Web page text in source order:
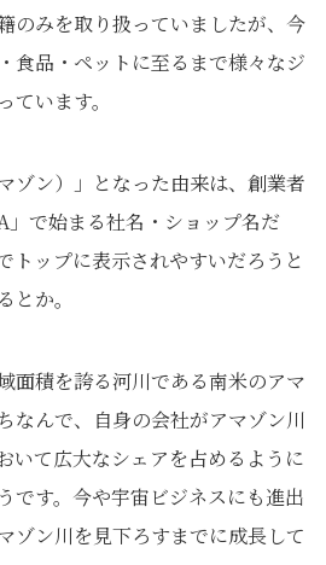
のみを取り扱っていましたが、今
食品・ペットに至るまで様々なジ
ています。
ゾン）」となった由来は、創業者
」で始まる社名・ショップ名だ
トップに表示されやすいだろうと
か。
面積を誇る河川である南米のアマ
なんで、自身の会社がアマゾン川
いて広大なシェアを占めるように
です。今や宇宙ビジネスにも進出
ゾン川を見下ろすまでに成長して